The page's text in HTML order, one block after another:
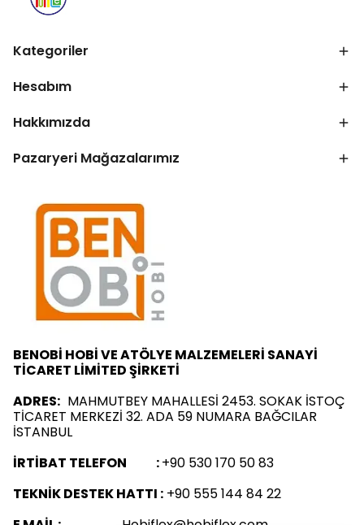
Kategoriler
Hesabım
Hakkımızda
Pazaryeri Mağazalarımız
BENOBİ HOBİ VE ATÖLYE MALZEMELERİ SANAYİ
TİCARET LİMİTED ŞİRKETİ
ADRES: MAHMUTBEY MAHALLESİ 2453. SOKAK İSTOÇ
TİCARET MERKEZİ 32. ADA 59 NUMARA BAĞCILAR
İSTANBUL
İRTİBAT TELEFON :+90 530 170 50 83
TEKNİK DESTEK HATTI : +90 555 144 84 22